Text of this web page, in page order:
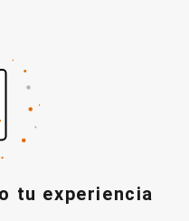
tu experiencia